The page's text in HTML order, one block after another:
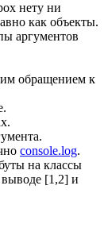
нету ни
как объекты.
аргументов
обращением к
console.log.
на классы
[1,2] и